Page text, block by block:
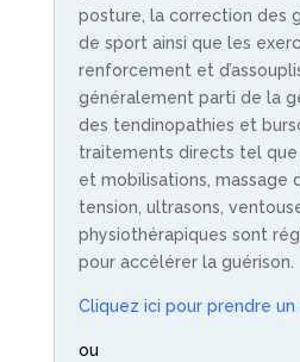
posture, la correction des
de sport ainsi que les
renforcement et
généralement parti de la
des tendinopathies et
traitements directs tel que
et mobilisations, massage
tension, ultrasons,
physiothérapiques sont
pour accélérer la guérison.
Cliquez ici pour prendre
ou